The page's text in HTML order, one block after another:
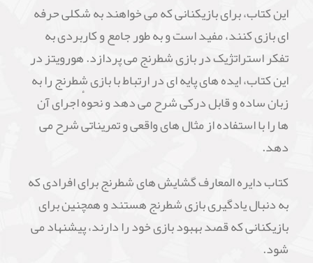
این کتاب، برای بازیکنانی که می خواهند به شکلی حرفه
ای بازی کنند، مفید است و به طور جامع و کاربردی به
تفکر استراتژیک در بازی شطرنج می پردازد. هورویتز در
این کتاب، ایده های پایه ای در ارتباط با بازی شطرنج را به
زبان ساده و قابل درکی شرح می دهد و نحوهٔ اجرای آن
ها را با استفاده از مثال های واقعی و تمریناتی شرح می
دهد.
کتاب دایره المعارف گشایش های شطرنج برای افرادی که
به دنبال یادگیری بازی شطرنج هستند و همچنین برای
بازیکنانی که قصد بهبود بازی خود را دارند، پیشنهاد می
شود.